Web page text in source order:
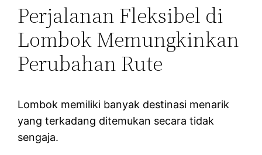
Perjalanan Fleksibel di
Lombok Memungkinkan
Perubahan Rute
Lombok memiliki banyak destinasi menarik
yang terkadang ditemukan secara tidak
sengaja.